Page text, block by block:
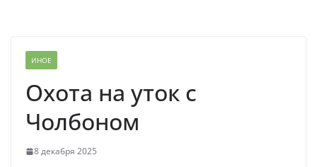
ИНОЕ
Охота на уток с
Чолбоном
8 декабря 2025